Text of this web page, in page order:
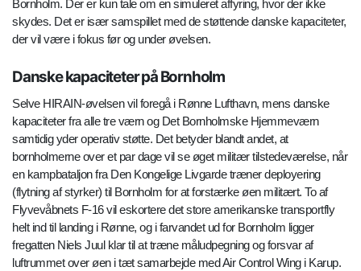
Bornholm. Der er kun tale om en simuleret affyring, hvor der ikke
skydes. Det er især samspillet med de støttende danske kapaciteter,
der vil være i fokus før og under øvelsen.
Danske kapaciteter på Bornholm
Selve HIRAIN-øvelsen vil foregå i Rønne Lufthavn, mens danske
kapaciteter fra alle tre værn og Det Bornholmske Hjemmeværn
samtidig yder operativ støtte. Det betyder blandt andet, at
bornholmerne over et par dage vil se øget militær tilstedeværelse, når
en kampbataljon fra Den Kongelige Livgarde træner deployering
(flytning af styrker) til Bornholm for at forstærke øen militært. To af
Flyvevåbnets F-16 vil eskortere det store amerikanske transportfly
helt ind til landing i Rønne, og i farvandet ud for Bornholm ligger
fregatten Niels Juul klar til at træne måludpegning og forsvar af
luftrummet over øen i tæt samarbejde med Air Control Wing i Karup.